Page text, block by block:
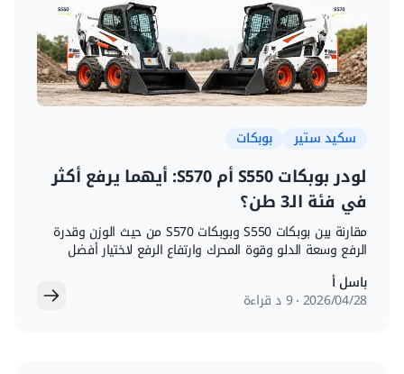
سكيد ستير بوبكات
لودر بوبكات S550 أم S570: أيهما يرفع أكثر
في فئة الـ3 طن؟
مقارنة بين بوبكات S550 وبوبكات S570 من حيث الوزن وقدرة
الرفع وسعة الدلو وقوة المحرك وارتفاع الرفع لاختيار أفضل
سكيد ستير لموقع العمل.
باسل أ
28‏/04‏/2026 9 د قراءة